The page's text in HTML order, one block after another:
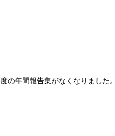
の年間報告集がなくなりました。